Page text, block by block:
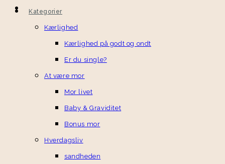
Kategorier
Kærlighed
Kærlighed på godt og ondt
Er du single?
At være mor
Mor livet
Baby & Graviditet
Bonus mor
Hverdagsliv
sandheden